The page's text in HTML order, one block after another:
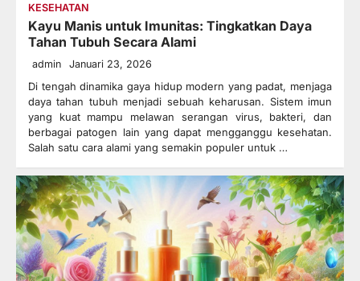
KESEHATAN
Kayu Manis untuk Imunitas: Tingkatkan Daya
Tahan Tubuh Secara Alami
admin Januari 23, 2026
Di tengah dinamika gaya hidup modern yang padat, menjaga
daya tahan tubuh menjadi sebuah keharusan. Sistem imun
yang kuat mampu melawan serangan virus, bakteri, dan
berbagai patogen lain yang dapat mengganggu kesehatan.
Salah satu cara alami yang semakin populer untuk …